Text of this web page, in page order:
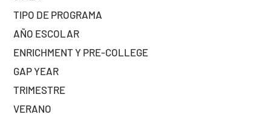
TIPO DE PROGRAMA
AÑO ESCOLAR
ENRICHMENT Y PRE-COLLEGE
GAP YEAR
TRIMESTRE
VERANO